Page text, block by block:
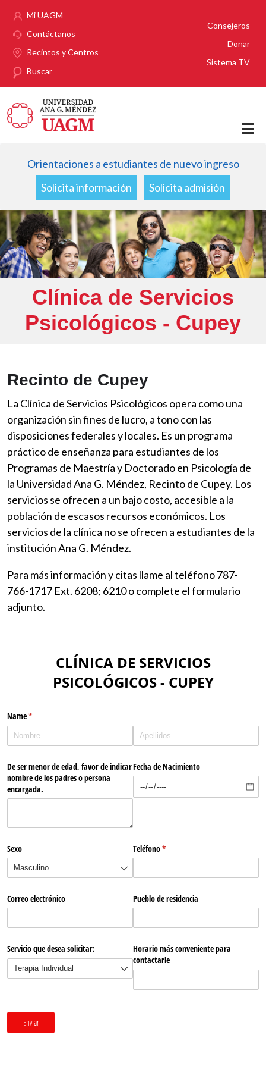
Mi UAGM
Contáctanos
Recintos y Centros
Buscar
Consejeros
Donar
Sistema TV
Orientaciones a estudiantes de nuevo ingreso
Solicita información
Solicita admisión
Clínica de Servicios
Psicológicos - Cupey
Recinto de Cupey
La Clínica de Servicios Psicológicos opera como una
organización sin fines de lucro, a tono con las
disposiciones federales y locales. Es un programa
práctico de enseñanza para estudiantes de los
Programas de Maestría y Doctorado en Psicología de
la Universidad Ana G. Méndez, Recinto de Cupey. Los
servicios se ofrecen a un bajo costo, accesible a la
población de escasos recursos económicos. Los
servicios de la clínica no se ofrecen a estudiantes de la
institución Ana G. Méndez.
Para más información y citas llame al teléfono 787-
766-1717 Ext. 6208; 6210 o complete el formulario
adjunto.